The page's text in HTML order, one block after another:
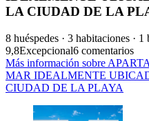
LA CIUDAD DE LA
8 huéspedes · 3 habitaciones · 1
9,8Excepcional6 comentarios
Más información sobre
MAR IDEALMENTE
CIUDAD DE LA PLAYA